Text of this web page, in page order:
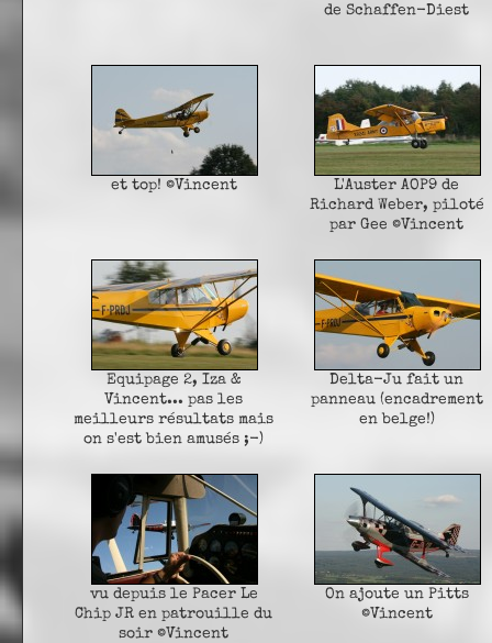
de Schaffen-Diest
et top! ©Vincent
L'Auster AOP9 de
Richard Weber, piloté
par Gee ©Vincent
Equipage 2, Iza &
Vincent... pas les
meilleurs résultats mais
on s'est bien amusés ;-)
Delta-Ju fait un
panneau (encadrement
en belge!)
vu depuis le Pacer Le
Chip JR en patrouille du
soir ©Vincent
On ajoute un Pitts
©Vincent